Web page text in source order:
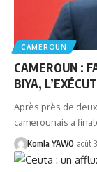
CAMEROUN
CAMEROUN :
BIYA,
Après près de
camerounais a
Komla YAWO août